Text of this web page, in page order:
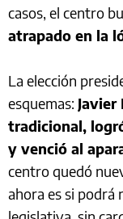
casos, el centro
atrapado en la
La elección
esquemas: Javier
tradicional,
y venció al
centro quedó
ahora es si podrá